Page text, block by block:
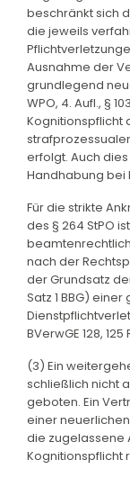
beschränkt sich
die jeweils
Ausnahme der
grundlegend
WPO, 4. Aufl., §
Kognitionspflicht
erfolgt. Auch
Handhabung bei
Für die strikte
des § 264 StPO
nach der
der Grundsatz
Satz 1 BBG)
BVerwGE 128,
(3) Ein
schließlich nicht
geboten. Ein
einer
die zugelassene
Kognitionspflicht